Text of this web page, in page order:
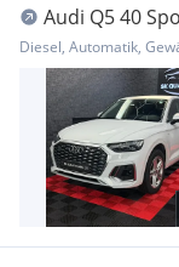
Audi Q5 40
Diesel, Automatik,